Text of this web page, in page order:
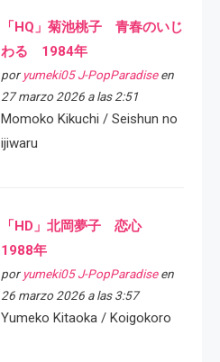
「HQ」菊池桃子 青春のいじ
わる 1984年
por yumeki05 J-PopParadiseen
27 marzo 2026 a las 2:51
Momoko Kikuchi / Seishun no
ijiwaru
「HD」北岡夢子 恋心
1988年
por yumeki05 J-PopParadiseen
26 marzo 2026 a las 3:57
Yumeko Kitaoka / Koigokoro